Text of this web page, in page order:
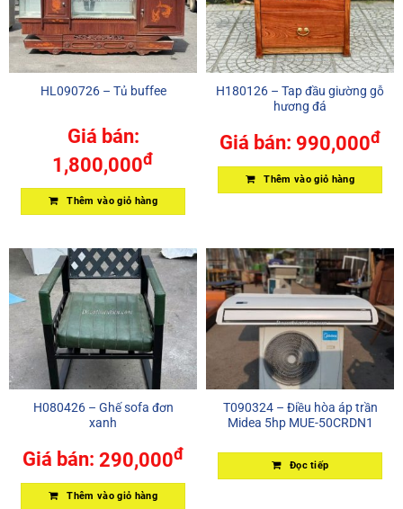
HL090726 – Tủ buffee
Giá bán:
1,800,000đ
Thêm vào giỏ hàng
H180126 – Tap đầu giường gỗ
hương đá
Giá bán: 990,000đ
Thêm vào giỏ hàng
H080426 – Ghế sofa đơn
xanh
Giá bán: 290,000đ
Thêm vào giỏ hàng
T090324 – Điều hòa áp trần
Midea 5hp MUE-50CRDN1
Đọc tiếp